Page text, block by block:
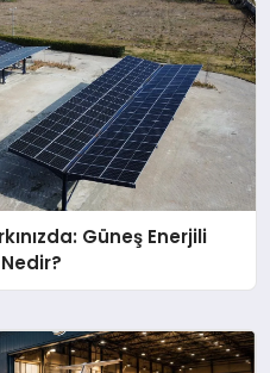
Güneş Enerjili